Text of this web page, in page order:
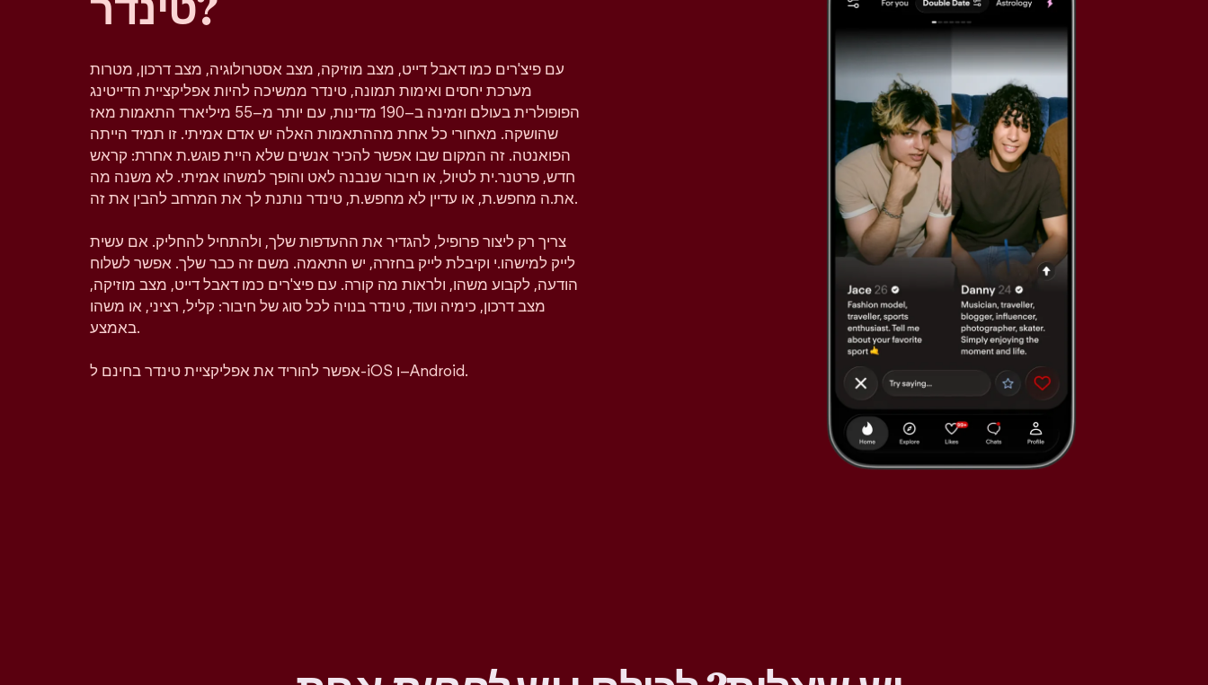
עם פיצ'רים כמו דאבל דייט, מצב מוזיקה, מצב אסטרולוגיה, מצב דרכון, מטרות
מערכת יחסים ואימות תמונה, טינדר ממשיכה להיות אפליקציית הדייטינג
הפופולרית בעולם וזמינה ב–190 מדינות, עם יותר מ–55 מיליארד התאמות מאז
שהושקה. מאחורי כל אחת מההתאמות האלה יש אדם אמיתי. זו תמיד הייתה
הפואנטה. זה המקום שבו אפשר להכיר אנשים שלא היית פוגש.ת אחרת: קראש
חדש, פרטנר.ית לטיול, או חיבור שנבנה לאט והופך למשהו אמיתי. לא משנה מה
את.ה מחפש.ת, או עדיין לא מחפש.ת, טינדר נותנת לך את המרחב להבין את זה.
צריך רק ליצור פרופיל, להגדיר את ההעדפות שלך, ולהתחיל להחליק. אם עשית
לייק למישהו.י וקיבלת לייק בחזרה, יש התאמה. משם זה כבר שלך. אפשר לשלוח
הודעה, לקבוע משהו, ולראות מה קורה. עם פיצ'רים כמו דאבל דייט, מצב מוזיקה,
מצב דרכון, כימיה ועוד, טינדר בנויה לכל סוג של חיבור: קליל, רציני, או משהו
באמצע.
אפשר להוריד את אפליקציית טינדר בחינם ל-iOS ו–Android.